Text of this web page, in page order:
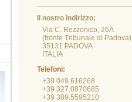
Il nostro indirizzo:
Via C. Rezzonico, 26A
(fronte Tribunale di Padova)
35131 PADOVA
ITALIA
Telefoni:
+39 049.616268
+39 327.0870685
+39 389.5595210